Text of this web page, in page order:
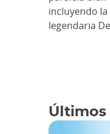
incluyendo
legendaria
Últimos